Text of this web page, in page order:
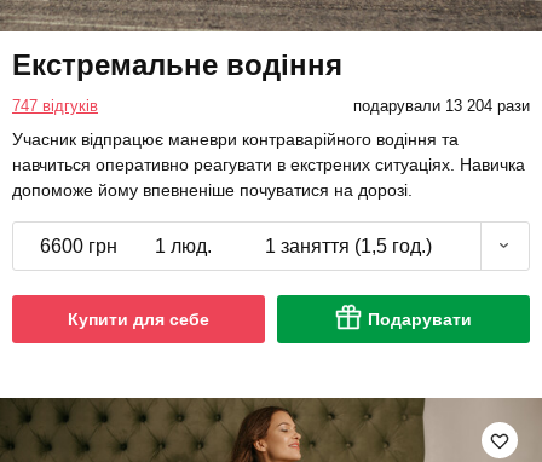
Екстремальне водіння
747 відгуків подарували 13 204 рази
Учасник відпрацює маневри контраварійного водіння та
навчиться оперативно реагувати в екстрених ситуаціях. Навичка
допоможе йому впевненіше почуватися на дорозі.
6600 грн 1 люд. 1 заняття (1,5 год.)
Купити для себе Подарувати